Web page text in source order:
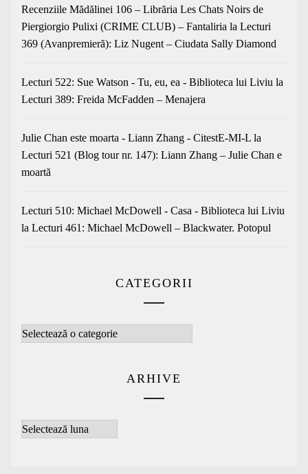
Recenziile Mădălinei 106 – Librăria Les Chats Noirs de
Piergiorgio Pulixi (CRIME CLUB) – Fantaliria la Lecturi
369 (Avanpremieră): Liz Nugent – Ciudata Sally Diamond
Lecturi 522: Sue Watson - Tu, eu, ea - Biblioteca lui Liviu la
Lecturi 389: Freida McFadden – Menajera
Julie Chan este moarta - Liann Zhang - CitestE-MI-L la
Lecturi 521 (Blog tour nr. 147): Liann Zhang – Julie Chan e
moartă
Lecturi 510: Michael McDowell - Casa - Biblioteca lui Liviu
la Lecturi 461: Michael McDowell – Blackwater. Potopul
CATEGORII
Categorii
ARHIVE
Arhive